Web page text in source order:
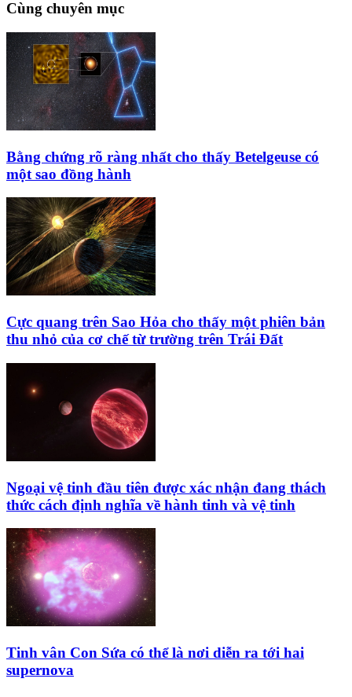
Cùng chuyên mục
Bằng chứng rõ ràng nhất cho thấy Betelgeuse có
một sao đồng hành
Cực quang trên Sao Hỏa cho thấy một phiên bản
thu nhỏ của cơ chế từ trường trên Trái Đất
Ngoại vệ tinh đầu tiên được xác nhận đang thách
thức cách định nghĩa về hành tinh và vệ tinh
Tinh vân Con Sứa có thể là nơi diễn ra tới hai
supernova